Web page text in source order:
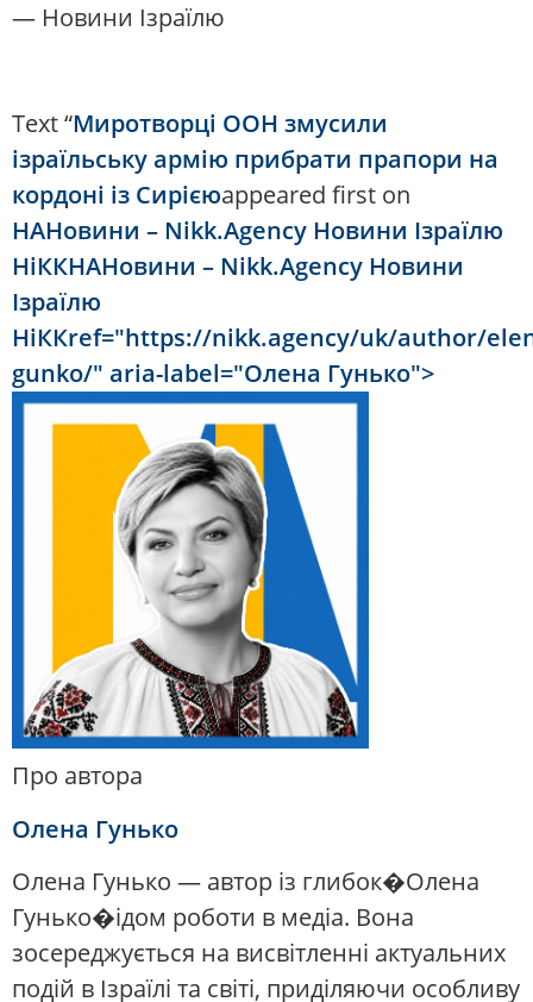
— Новини Ізраїлю
Text “Миротворці ООН змусили
ізраїльську армію прибрати прапори на
кордоні із Сирієюappeared first on
НАНовини – Nikk.Agency Новини Ізраїлю
НіККНАНовини – Nikk.Agency Новини
Ізраїлю
НіККref="https://nikk.agency/uk/author/
gunko/" aria-label="Олена Гунько">
Про автора
Олена Гунько
Олена Гунько — автор із глибок�Олена
Гунько�ідом роботи в медіа. Вона
зосереджується на висвітленні актуальних
подій в Ізраїлі та світі, приділяючи особливу